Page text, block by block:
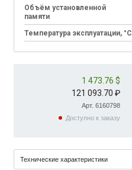
Объём установленной
памяти
Температура эксплуатации, °C
1 473.76 $
121 093.70 ₽
Арт. 6160798
Доступно к заказу
Технические характеристики